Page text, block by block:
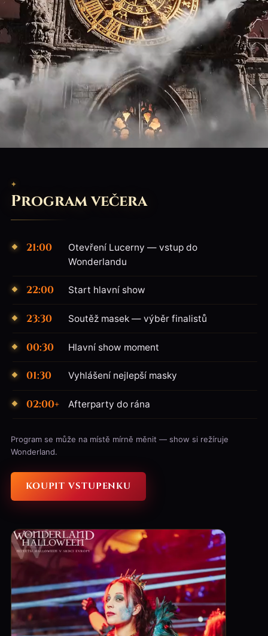
Program večera
21:00
Otevření Lucerny — vstup do
Wonderlandu
22:00 Start hlavní show
23:30 Soutěž masek — výběr finalistů
00:30 Hlavní show moment
01:30 Vyhlášení nejlepší masky
02:00+ Afterparty do rána
Program se může na místě mírně měnit — show si režíruje
Wonderland.
KOUPIT VSTUPENKU